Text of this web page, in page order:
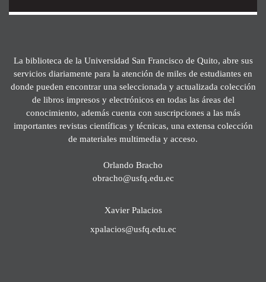
La biblioteca de la Universidad San Francisco de Quito, abre sus
servicios diariamente para la atención de miles de estudiantes en
donde pueden encontrar una seleccionada y actualizada colección
de libros impresos y electrónicos en todas las áreas del
conocimiento, además cuenta con suscripciones a las más
importantes revistas científicas y técnicas, una extensa colección
de materiales multimedia y acceso.
Orlando Bracho
obracho@usfq.edu.ec
Xavier Palacios
xpalacios@usfq.edu.ec